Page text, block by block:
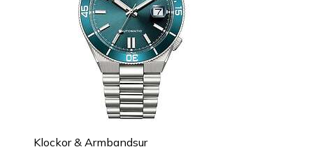
Klockor & Armbandsur